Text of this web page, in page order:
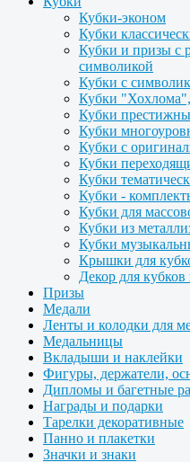
Кубки-эконом
Кубки
Кубки и призы с
символикой
Кубки с
Кубки
Кубки
Кубки
Кубки с
Кубки
Кубки
Кубки -
Кубки для
Кубки из
Кубки
Крышки для
Декор для кубков
Призы
Медали
Ленты и колодки для
Медальницы
Вкладыши и наклейки
Фигуры, держатели,
Дипломы и багетные
Награды и подарки
Тарелки декоративные
Панно и плакетки
Значки и знаки